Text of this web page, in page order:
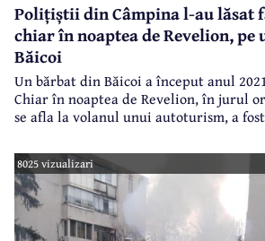
Polițiștii din Câmpina l-au lăsat
chiar în noaptea de Revelion,
Băicoi
Un bărbat din Băicoi a început anul
Chiar în noaptea de Revelion, în jurul
se afla la volanul unui autoturism, a
rămas fără permis, s-a ales cu dosar
8025 vizualizari